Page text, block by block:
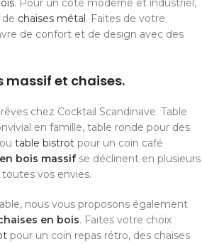
. Pour un côté moderne et industriel,
chaises métal . Faites de votre
de confort et de design avec des
massif et chaises.
chez Cocktail Scandinave. Table
en famille, table ronde pour des
table bistrot pour un coin café
bois massifse déclinent en plusieurs
vos envies.
nous vous proposons également
en bois. Faites votre choix
pour un coin repas rétro, des chaises